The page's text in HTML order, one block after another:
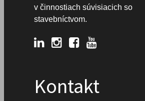
v činnostiach súvisiacich so
stavebníctvom.
Kontakt